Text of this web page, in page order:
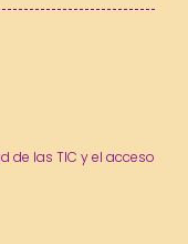
de las TIC y el acceso